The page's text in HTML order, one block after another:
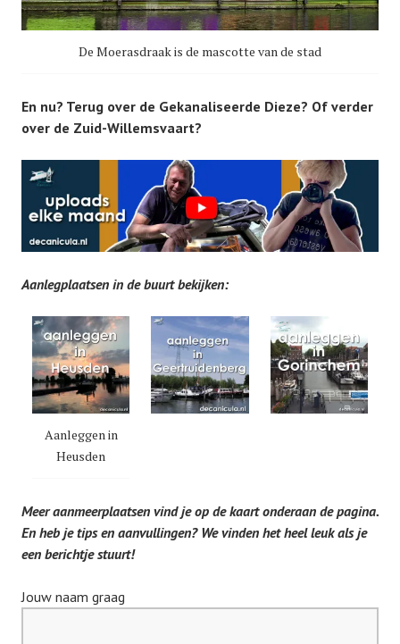
De Moerasdraak is de mascotte van de stad
En nu? Terug over de Gekanaliseerde Dieze? Of verder
over de Zuid-Willemsvaart?
Aanlegplaatsen in de buurt bekijken:
Aanleggen in
Heusden
Meer aanmeerplaatsen vind je op de kaart onderaan de pagina.
En heb je tips en aanvullingen? We vinden het heel leuk als je
een berichtje stuurt!
Jouw naam graag